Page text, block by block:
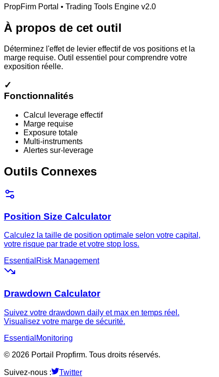
PropFirm Portal • Trading Tools Engine v2.0
À propos de cet outil
Déterminez l'effet de levier effectif de vos positions et la
marge requise. Outil essentiel pour comprendre votre
exposition réelle.
✓
Fonctionnalités
Calcul leverage effectif
Marge requise
Exposure totale
Multi-instruments
Alertes sur-leverage
Outils Connexes
Position Size Calculator
Calculez la taille de position optimale selon votre capital,
votre risque par trade et votre stop loss.
Essential Risk Management
Drawdown Calculator
Suivez votre drawdown daily et max en temps réel.
Visualisez votre marge de sécurité.
Essential Monitoring
© 2026 Portail Propfirm. Tous droits réservés.
Suivez-nous :
Twitter